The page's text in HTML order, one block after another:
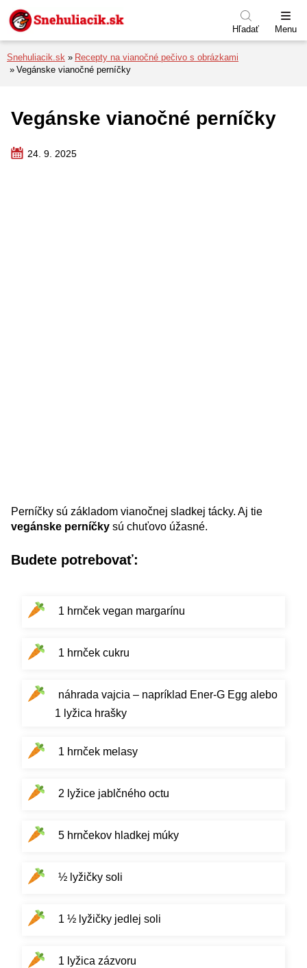
Preskočiť na menu
Preskočiť na obsah
Preskočiť na pätu
Hľadať Menu
Snehuliacik.sk
Recepty na vianočné pečivo s obrázkami
Vegánske vianočné perníčky
Vegánske vianočné perníčky
24. 9. 2025
Perníčky sú základom vianočnej sladkej tácky. Aj tie
vegánske perníčky sú chuťovo úžasné.
Budete potrebovať:
1 hrnček vegan margarínu
1 hrnček cukru
náhrada vajcia – napríklad Ener-G Egg alebo
1 lyžica hrašky
1 hrnček melasy
2 lyžice jablčného octu
5 hrnčekov hladkej múky
½ lyžičky soli
1 ½ lyžičky jedlej soli
1 lyžica zázvoru